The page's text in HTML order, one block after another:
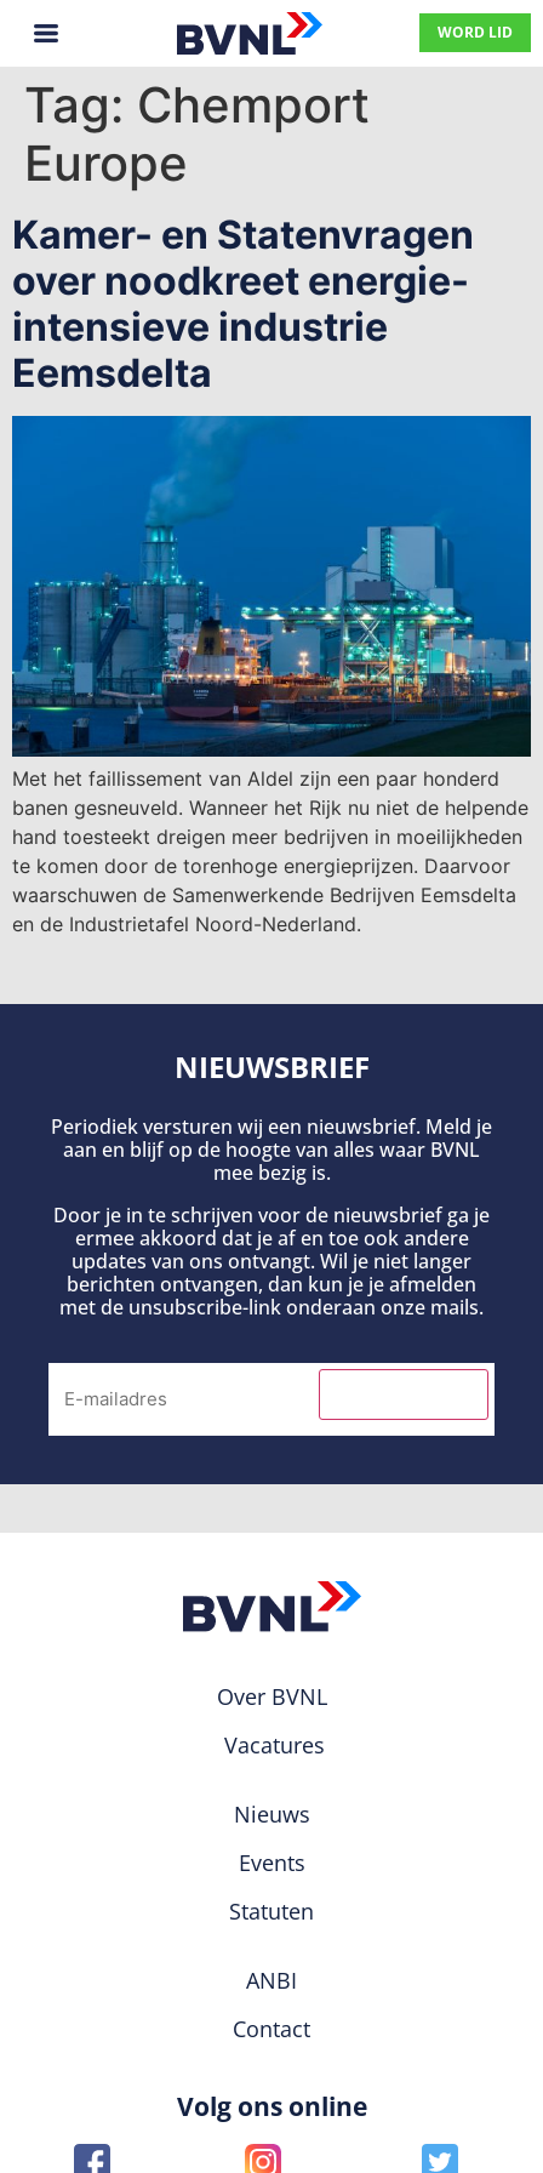
WORD LID
Tag: Chemport
Europe
Kamer- en Statenvragen
over noodkreet energie-
intensieve industrie
Eemsdelta
Met het faillissement van Aldel zijn een paar honderd
banen gesneuveld. Wanneer het Rijk nu niet de helpende
hand toesteekt dreigen meer bedrijven in moeilijkheden
te komen door de torenhoge energieprijzen. Daarvoor
waarschuwen de Samenwerkende Bedrijven Eemsdelta
en de Industrietafel Noord-Nederland.
NIEUWSBRIEF
Periodiek versturen wij een nieuwsbrief. Meld je
aan en blijf op de hoogte van alles waar BVNL
mee bezig is.
Door je in te schrijven voor de nieuwsbrief ga je
ermee akkoord dat je af en toe ook andere
updates van ons ontvangt. Wil je niet langer
berichten ontvangen, dan kun je je afmelden
met de unsubscribe-link onderaan onze mails.
Over BVNL
Vacatures
Nieuws
Events
Statuten
ANBI
Contact
Volg ons online